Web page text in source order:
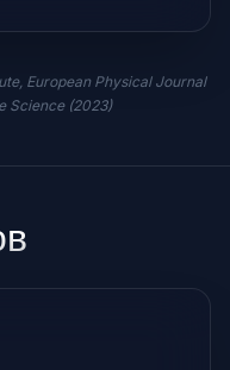
European Physical Journal
Science (2023)